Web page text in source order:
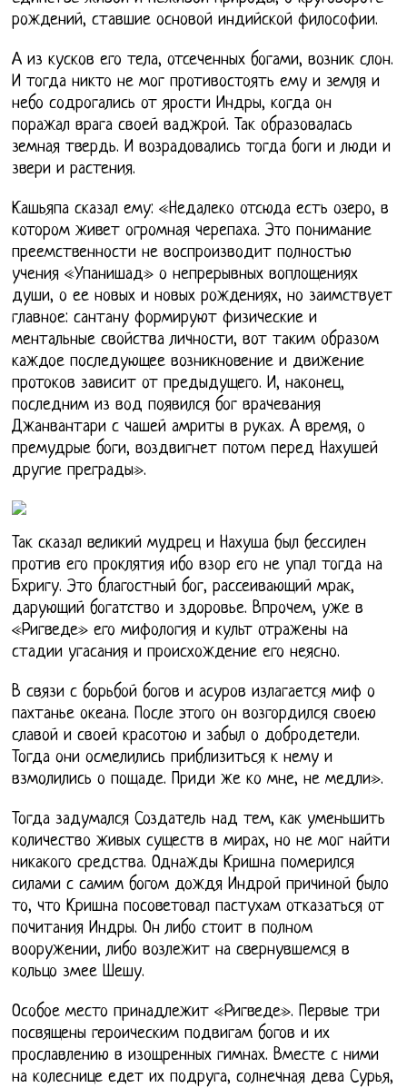
рождений, ставшие основой индийской философии.
А из кусков его тела, отсеченных богами, возник слон.
И тогда никто не мог противостоять ему и земля и
небо содрогались от ярости Индры, когда он
поражал врага своей ваджрой. Так образовалась
земная твердь. И возрадовались тогда боги и люди и
звери и растения.
Кашьяпа сказал ему: «Недалеко отсюда есть озеро, в
котором живет огромная черепаха. Это понимание
преемственности не воспроизводит полностью
учения «Упанишад» о непрерывных воплощениях
души, о ее новых и новых рождениях, но заимствует
главное: сантану формируют физические и
ментальные свойства личности, вот таким образом
каждое последующее возникновение и движение
протоков зависит от предыдущего. И, наконец,
последним из вод появился бог врачевания
Джанвантари с чашей амриты в руках. А время, о
премудрые боги, воздвигнет потом перед Нахушей
другие преграды».
Так сказал великий мудрец и Нахуша был бессилен
против его проклятия ибо взор его не упал тогда на
Бхригу. Это благостный бог, рассеивающий мрак,
дарующий богатство и здоровье. Впрочем, уже в
«Ригведе» его мифология и культ отражены на
стадии угасания и происхождение его неясно.
В связи с борьбой богов и асуров излагается миф о
пахтанье океана. После этого он возгордился своею
славой и своей красотою и забыл о добродетели.
Тогда они осмелились приблизиться к нему и
взмолились о пощаде. Приди же ко мне, не медли».
Тогда задумался Создатель над тем, как уменьшить
количество живых существ в мирах, но не мог найти
никакого средства. Однажды Кришна померился
силами с самим богом дождя Индрой причиной было
то, что Кришна посоветовал пастухам отказаться от
почитания Индры. Он либо стоит в полном
вооружении, либо возлежит на свернувшемся в
кольцо змее Шешу.
Особое место принадлежит «Ригведе». Первые три
посвящены героическим подвигам богов и их
прославлению в изощренных гимнах. Вместе с ними
на колеснице едет их подруга, солнечная дева Сурья,